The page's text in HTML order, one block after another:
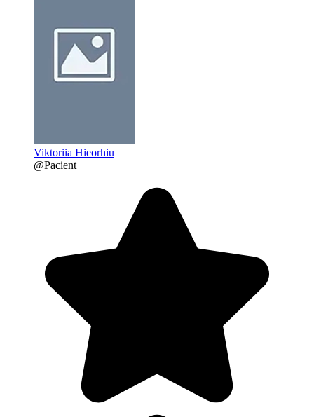
Viktoriia Hieorhiu
@Pacient